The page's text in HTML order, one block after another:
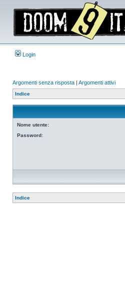
Login
Argomenti senza risposta | Argomenti attivi
Indice
Nome utente:
Password:
Indice